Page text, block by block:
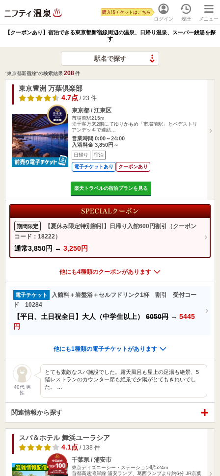
ログイン
購入済チケットはこちら
履歴 メニュー
【クーポンあり】宿泊できる東京都新宿線周辺の温泉、日帰り温泉、スーパー銭湯を探
す
駅名で探す
"東京都新宿線"の検索結果208件
東京豊洲 万葉倶楽部
4.7点 / 23 件
東京都 / 江東区
市場前駅215m
※千客万来2階にてゆりかもめ「市場前駅」とペデストリ
アンデッキで連結…
営業時間 0:00～24:00
入浴料金 3,850円～
日帰り 宿泊
電子チケットあり クーポンあり
楽天トラベルの宿泊プランを見る
期間限定
【夏休み限定特別割引】日帰り入館600円割引（クーポン
コード：18222）
通常3,850円 → 3,250円
他にも4種類のクーポンがあります
電子チケット
入館料＋岩盤浴＋セルフドリンク1杯 割引 受付コー
ド 10284
【平日、土日祝全日】大人（中学生以上） 6050円 → 5445
円
他にも1種類の電子チケットがあります
40代 男
性
とても素敵なスパ施設でした。露天風呂も屋上の足湯も絶景、5
階レストランのカウンター席も絶景で夕陽がとてもきれいでし
た。 …
関連情報から探す
スパ＆ホテル 舞浜ユーラシア
4.1点 / 138 件
千葉県 / 浦安市
東京ディズニーシー・ステーション駅524m
首都高速湾岸線 浦安ランプ、葛西ランプより約6分 JR京葉